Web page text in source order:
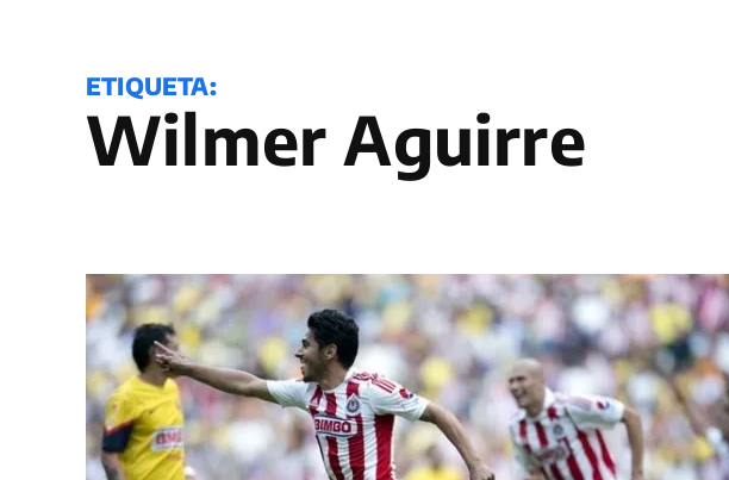
ETIQUETA:
Wilmer Aguirre